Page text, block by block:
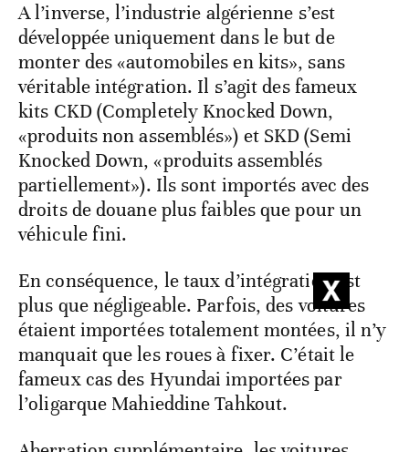
A l’inverse, l’industrie algérienne s’est
développée uniquement dans le but de
monter des «automobiles en kits», sans
véritable intégration. Il s’agit des fameux
kits CKD (Completely Knocked Down,
«produits non assemblés») et SKD (Semi
Knocked Down, «produits assemblés
partiellement»). Ils sont importés avec des
droits de douane plus faibles que pour un
véhicule fini.
En conséquence, le taux d’intégration est
plus que négligeable. Parfois, des voitures
étaient importées totalement montées, il n’y
manquait que les roues à fixer. C’était le
fameux cas des Hyundai importées par
l’oligarque Mahieddine Tahkout.